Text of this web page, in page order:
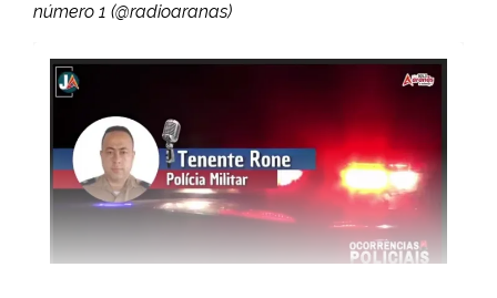
número 1 (@radioaranas)